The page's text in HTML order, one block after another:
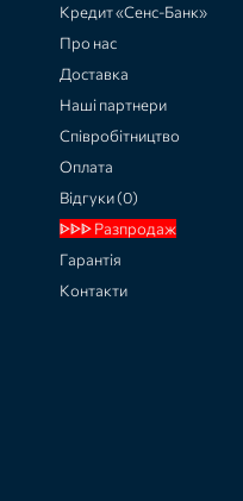
Кредит «Сенс-Банк»
Про нас
Доставка
Наші партнери
Співробітництво
Оплата
Відгуки (0)
ᐈᐈᐈ Разпродаж
Гарантія
Контакти